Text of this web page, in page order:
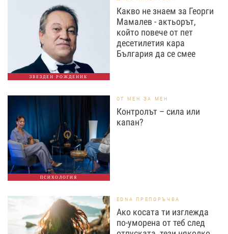
ЗВЕЗДЕН РОЖДЕНИК
Какво не знаем за Георги
Мамалев - актьорът,
който повече от пет
десетилетия кара
България да се смее
ПСИХОЛОГИЯ
ОТ МЕН ЗА МЕН
Контролът – сила или
капан?
EDNA ПРЕПОРЪЧВА
Ако косата ти изглежда
по-уморена от теб след